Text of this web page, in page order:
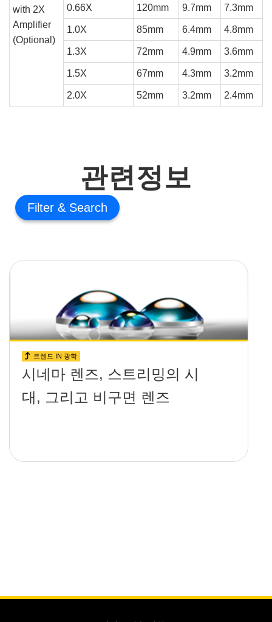
with 2X
Amplifier
(Optional)
0.66X 120mm 9.7mm 7.3mm
1.0X 85mm 6.4mm 4.8mm
1.3X 72mm 4.9mm 3.6mm
1.5X 67mm 4.3mm 3.2mm
2.0X 52mm 3.2mm 2.4mm
관련정보
Filter
트렌드 IN 광학
시네마 렌즈, 스트리밍의 시
대, 그리고 비구면 렌즈